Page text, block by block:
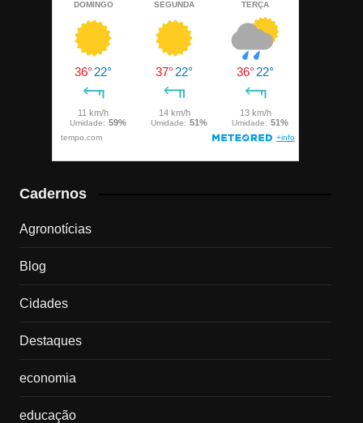
Cadernos
Agronotícias
Blog
Cidades
Destaques
economia
educação